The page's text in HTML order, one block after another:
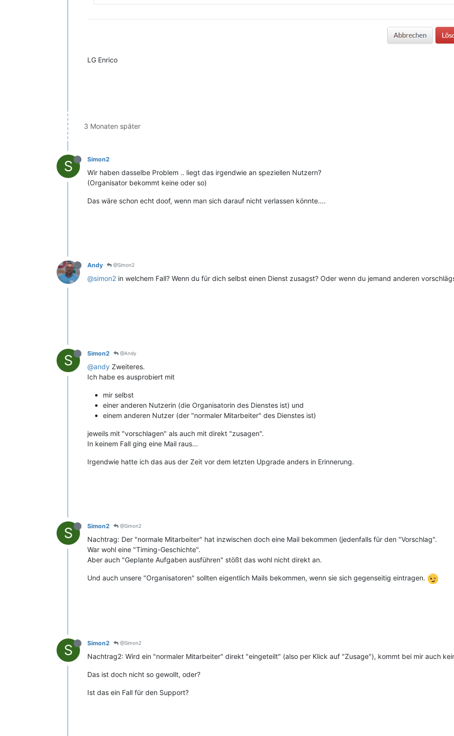
LG Enrico
3 Monaten später
S Simon2
Wir haben dasselbe Problem .. liegt das irgendwie an speziellen Nutzern?
(Organisator bekommt keine oder so)
Das wäre schon echt doof, wenn man sich darauf nicht verlassen könnte....
Andy @Simon2
@simon2 in welchem Fall? Wenn du für dich selbst einen Dienst zusagst? Oder wenn du jemand anderen
S Simon2 @Andy
@andy Zweiteres.
Ich habe es ausprobiert mit
mir selbst
einer anderen Nutzerin (die Organisatorin des Dienstes ist) und
einem anderen Nutzer (der "normaler Mitarbeiter" des Dienstes ist)
jeweils mit "vorschlagen" als auch mit direkt "zusagen".
In keinem Fall ging eine Mail raus...
Irgendwie hatte ich das aus der Zeit vor dem letzten Upgrade anders in Erinnerung.
S Simon2 @Simon2
Nachtrag: Der "normale Mitarbeiter" hat inzwischen doch eine Mail bekommen (jedenfalls für den "Vorschlag".
War wohl eine "Timing-Geschichte".
Aber auch "Geplante Aufgaben ausführen" stößt das wohl nicht direkt an.
Und auch unsere "Organisatoren" sollten eigentlich Mails bekommen, wenn sie sich gegenseitig eintragen.
S Simon2 @Simon2
Nachtrag2: Wird ein "normaler Mitarbeiter" direkt "eingeteilt" (also per Klick auf "Zusage"), kommt bei mir auch
Das ist doch nicht so gewollt, oder?
Ist das ein Fall für den Support?